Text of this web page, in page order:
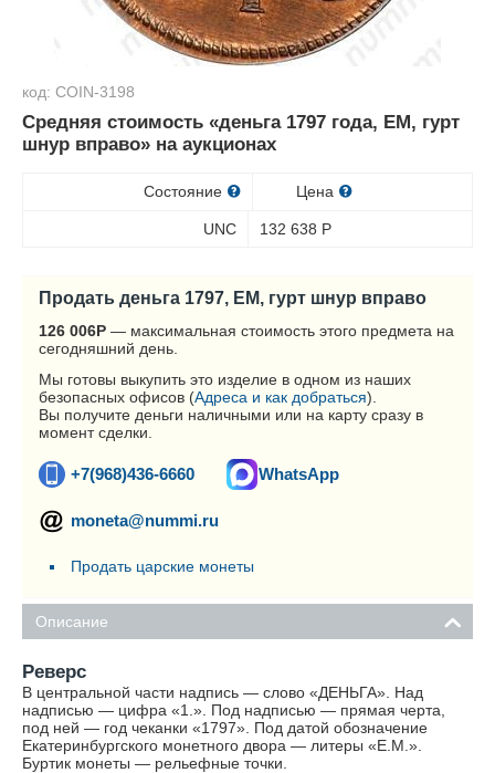
код: COIN-3198
Средняя стоимость «деньга 1797 года, ЕМ, гурт
шнур вправо» на аукционах
Состояние Цена
UNC 132 638 Р
Продать деньга 1797, ЕМ, гурт шнур вправо
126 006Р — максимальная стоимость этого предмета на
сегодняшний день.
Мы готовы выкупить это изделие в одном из наших
безопасных офисов (Адреса и как добраться).
Вы получите деньги наличными или на карту сразу в
момент сделки.
+7(968)436-6660 WhatsApp
moneta@nummi.ru
Продать царские монеты
Описание
Реверс
В центральной части надпись — слово «ДЕНЬГА». Над
надписью — цифра «1.». Под надписью — прямая черта,
под ней — год чеканки «1797». Под датой обозначение
Екатеринбургского монетного двора — литеры «Е.М.».
Буртик монеты — рельефные точки.